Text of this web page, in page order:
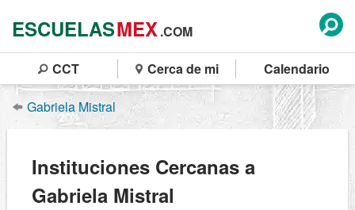
ESCUELASMEX.COM
CCT Cerca de mi Calendario
Gabriela Mistral
Instituciones Cercanas a
Gabriela Mistral